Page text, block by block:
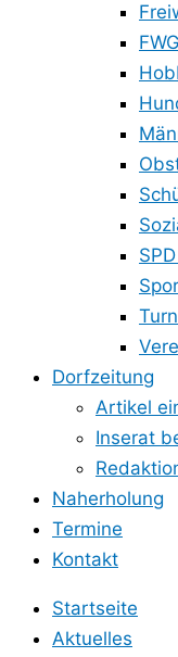
Dorfzeitung
Artikel
Inserat
Naherholung
Termine
Kontakt
Startseite
Aktuelles